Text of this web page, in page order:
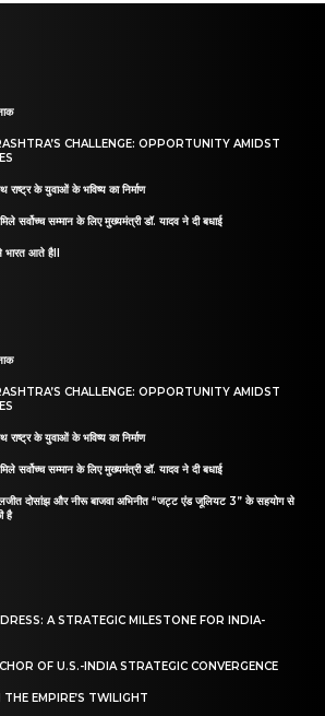
CHALLENGE: OPPORTUNITY AMIDST
के युवाओं के भविष्य का निर्माण
मिले सर्वोच्च सम्मान के लिए मुख्यमंत्री डॉ. यादव ने दी बधाई
भारत आते हैII
CHALLENGE: OPPORTUNITY AMIDST
के युवाओं के भविष्य का निर्माण
मिले सर्वोच्च सम्मान के लिए मुख्यमंत्री डॉ. यादव ने दी बधाई
दोसांझ और नीरू बाजवा अभिनीत “जट्ट एंड जूलियट 3” के सहयोग से
है
A STRATEGIC MILESTONE FOR INDIA-
OF U.S.-INDIA STRATEGIC CONVERGENCE
EMPIRE’S TWILIGHT